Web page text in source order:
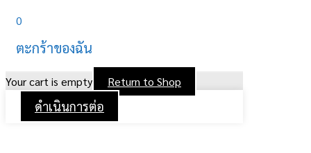
0
ตะกร้าของฉัน
Your cart is empty Return to Shop
ดำเนินการต่อ